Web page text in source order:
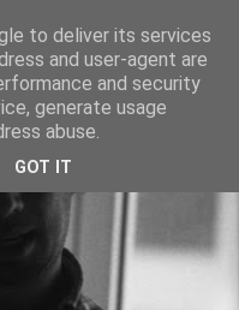
to deliver its services
and user-agent are
and security
generate usage
abuse.
GOT IT